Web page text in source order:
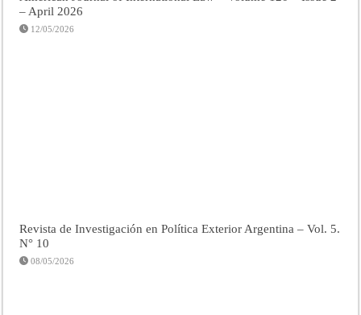
– April 2026
12/05/2026
Revista de Investigación en Política Exterior Argentina – Vol. 5.
N° 10
08/05/2026